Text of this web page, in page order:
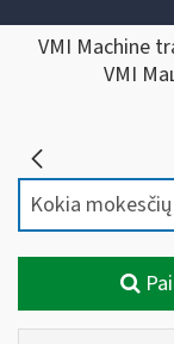
VMI Machine
VMI